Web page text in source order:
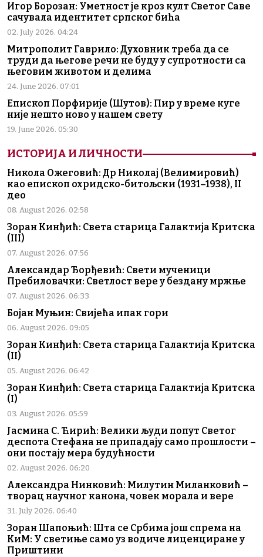
Игор Борозан: Уметност је кроз култ Светог Саве
сачувала идентитет српског бића
02. July 2026. 04:24
Митрополит Гаврило: Духовник треба да се
труди да његове речи не буду у супротности са
његовим животом и делима
24. June 2026. 07:01
Епископ Порфирије (Шутов): Пир у време куге
није нешто ново у нашем свету
19. June 2026. 05:30
ИСТОРИЈА И ЛИЧНОСТИ
Никола Ожеговић: Др Николај (Велимировић)
као епископ охридско-битољски (1931–1938), II
део
08. August 2026. 02:58
Зоран Кинђић: Света старица Галактија Критска
(III)
07. August 2026. 07:56
Александар Ђорђевић: Свети мученици
Пребиловачки: Светлост вере у бездану мржње
07. August 2026. 06:33
Бојан Муњин: Свијећа ипак гори
06. August 2026. 09:05
Зоран Кинђић: Света старица Галактија Критска
(II)
05. August 2026. 06:42
Зоран Кинђић: Света старица Галактија Критска
(I)
03. August 2026. 05:59
Јасмина С. Ћирић: Велики људи попут Светог
деспота Стефана не припадају само прошлости –
они постају мера будућности
02. August 2026. 06:20
Александра Нинковић: Милутин Миланковић –
творац научног канона, човек морала и вере
31. July 2026. 06:40
Зоран Шапоњић: Шта се Србима још спрема на
КиМ: У светиње само уз водиче лиценциране у
Приштини